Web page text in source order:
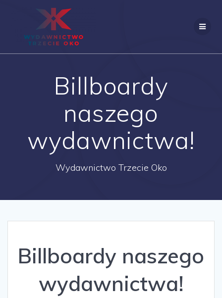
Billboardy
naszego
wydawnictwa!
Wydawnictwo Trzecie Oko
Billboardy naszego
wydawnictwa!